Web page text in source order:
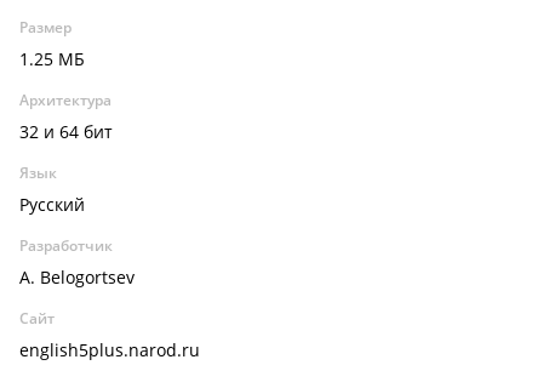
Размер
1.25 МБ
Архитектура
32 и 64 бит
Язык
Русский
Разработчик
A. Belogortsev
Сайт
english5plus.narod.ru